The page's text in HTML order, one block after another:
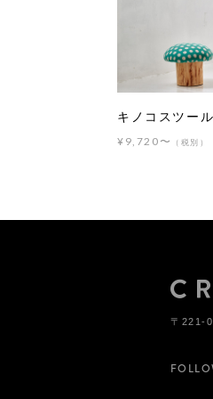
キノコスツール
¥9,720〜 （税別）
〒221-